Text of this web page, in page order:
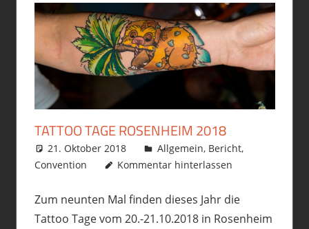
TATTOO TAGE ROSENHEIM 2018
21. Oktober 2018 philofax
Allgemein, Bericht,
Convention
Kommentar hinterlassen
Zum neunten Mal finden dieses Jahr die
Tattoo Tage vom 20.-21.10.2018 in Rosenheim